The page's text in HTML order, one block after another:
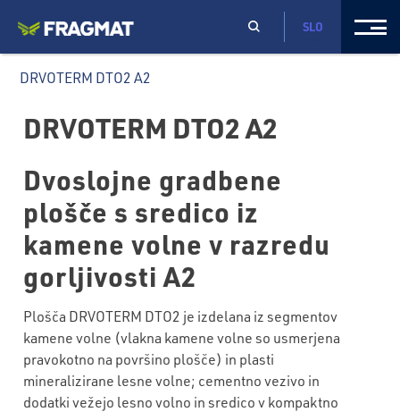
SLO
DRVOTERM DTO2 A2
DRVOTERM DTO2 A2
Dvoslojne gradbene
plošče s sredico iz
kamene volne v razredu
gorljivosti A2
Plošča DRVOTERM DTO2 je izdelana iz segmentov
kamene volne (vlakna kamene volne so usmerjena
pravokotno na površino plošče) in plasti
mineralizirane lesne volne; cementno vezivo in
dodatki vežejo lesno volno in sredico v kompaktno